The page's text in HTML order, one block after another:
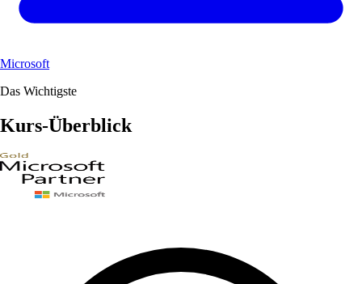
Microsoft
Das Wichtigste
Kurs-Überblick